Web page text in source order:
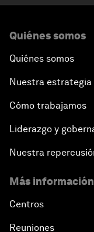
Quiénes somos
Quiénes somos
Nuestra estrategia
Cómo trabajamos
Liderazgo y
Nuestra
Más
Centros
Reuniones